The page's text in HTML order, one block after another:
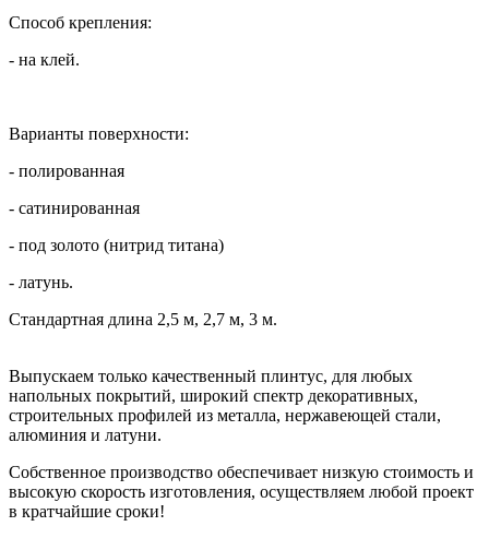
Способ крепления:
- на клей.
Варианты поверхности:
- полированная
- сатинированная
- под золото (нитрид титана)
- латунь.
Стандартная длина 2,5 м, 2,7 м, 3 м.
Выпускаем только качественный плинтус, для любых
напольных покрытий, широкий спектр декоративных,
строительных профилей из металла, нержавеющей стали,
алюминия и латуни.
Собственное производство обеспечивает низкую стоимость и
высокую скорость изготовления, осуществляем любой проект
в кратчайшие сроки!